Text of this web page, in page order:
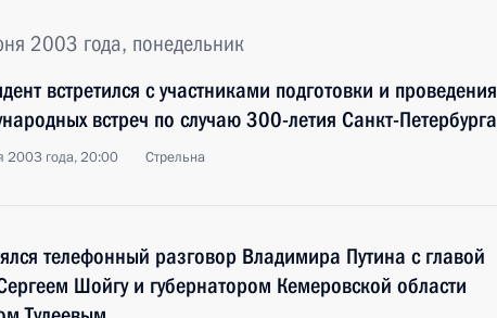
2003 года, понедельник
встретился с участниками подготовки и проведения
встреч по случаю 300-летия Санкт-Петербурга
2003 года, 20:00 Стрельна
телефонный разговор Владимира Путина с главой
Шойгу и губернатором Кемеровской области